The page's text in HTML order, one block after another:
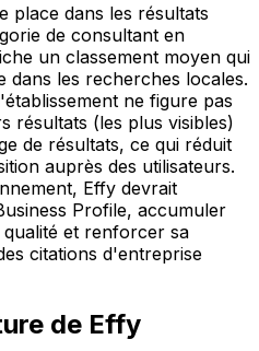
place dans les résultats
de consultant en
un classement moyen qui
dans les recherches locales.
ne figure pas
résultats (les plus visibles)
de résultats, ce qui réduit
auprès des utilisateurs.
Effy devrait
Profile, accumuler
et renforcer sa
citations d'entreprise
de Effy